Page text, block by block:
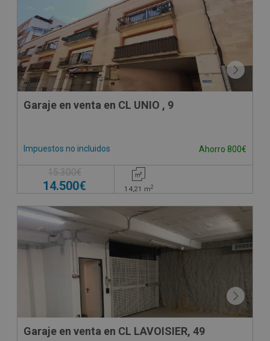
Garaje en venta en CL UNIO , 9
Impuestos no incluidos Ahorro 800€
15.300€
14.500€ 14,21 m2
Garaje en venta en CL LAVOISIER, 49